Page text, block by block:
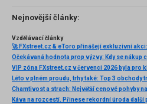
několik příkladů nejznámějších z nich.
Nejnovější články:
Vzdělávací články
Očekávaná hodnota prop výzvy: Kdy se nákup
VIP zóna FXstreet.cz v červenci 2026 byla pro
Káva na rozcestí. Přinese rekordní úroda další